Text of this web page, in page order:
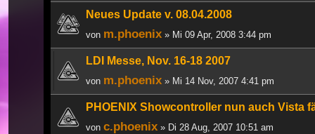
Neues Update v. 08.04.2008
von m.phoenix » Mi 09 Apr, 2008 3:44 pm
LDI Messe, Nov. 16-18 2007
von m.phoenix » Mi 14 Nov, 2007 4:41 pm
PHOENIX Showcontroller nun auch Vista
von c.phoenix » Di 28 Aug, 2007 10:51 am